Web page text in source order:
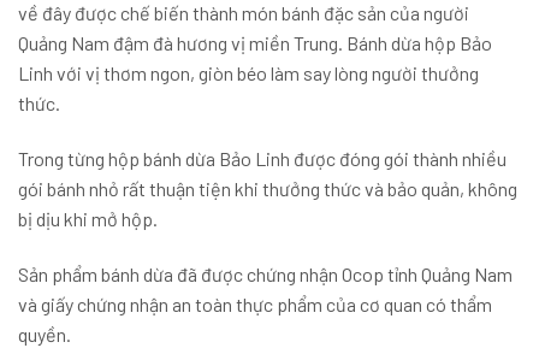
về đây được chế biến thành món bánh đặc sản của người
Quảng Nam đậm đà hương vị miền Trung. Bánh dừa hộp Bảo
Linh với vị thơm ngon, giòn béo làm say lòng người thưởng
thức.
Trong từng hộp bánh dừa Bảo Linh được đóng gói thành nhiều
gói bánh nhỏ rất thuận tiện khi thưởng thức và bảo quản, không
bị dịu khi mở hộp.
Sản phẩm bánh dừa đã được chứng nhận Ocop tỉnh Quảng Nam
và giấy chứng nhận an toàn thực phẩm của cơ quan có thẩm
quyền.